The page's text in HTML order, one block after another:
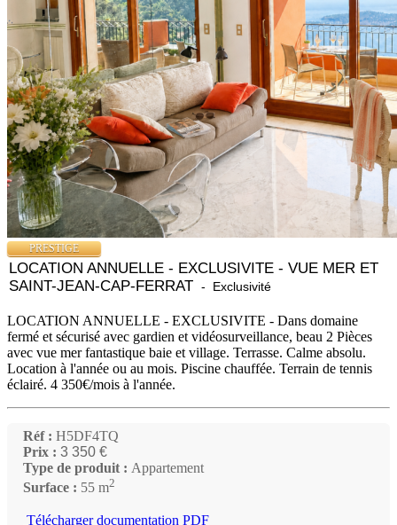
PRESTIGE
LOCATION ANNUELLE - EXCLUSIVITE - VUE MER ET
SAINT-JEAN-CAP-FERRAT - Exclusivité
LOCATION ANNUELLE - EXCLUSIVITE - Dans domaine
fermé et sécurisé avec gardien et vidéosurveillance, beau 2 Pièces
avec vue mer fantastique baie et village. Terrasse. Calme absolu.
Location à l'année ou au mois. Piscine chauffée. Terrain de tennis
éclairé. 4 350€/mois à l'année.
Réf : H5DF4TQ
Prix : 3 350 €
Type de produit : Appartement
Surface : 55 m2
Télécharger documentation PDF